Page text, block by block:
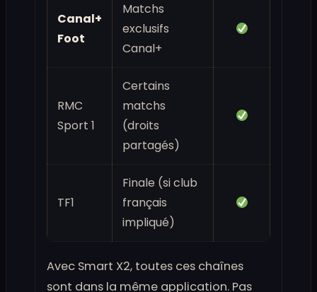
Canal+
Foot
Matchs
exclusifs
Canal+
RMC
Sport 1
Certains
matchs
(droits
partagés)
TF1
Finale (si club
français
impliqué)
Avec Smart X2, toutes ces chaînes
sont dans la même application. Pas